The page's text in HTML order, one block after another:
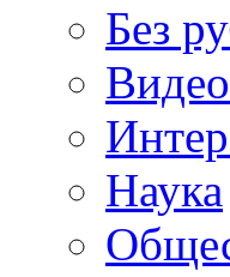
Без
Наука